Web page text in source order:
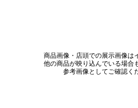
商品画像・店頭での展示画像は
他の商品が映り込んでいる場合
参考画像としてご確認く